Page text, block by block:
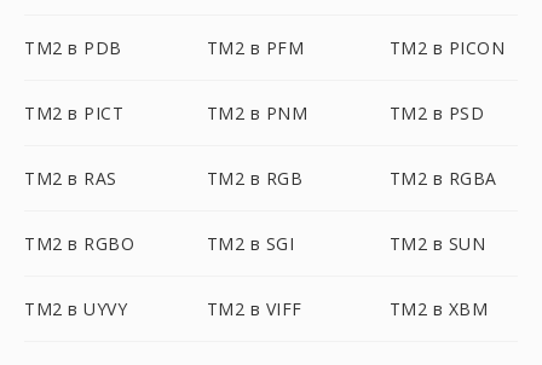
TM2 в PDB TM2 в PFM TM2 в PICON
TM2 в PICT TM2 в PNM TM2 в PSD
TM2 в RAS TM2 в RGB TM2 в RGBA
TM2 в RGBO TM2 в SGI TM2 в SUN
TM2 в UYVY TM2 в VIFF TM2 в XBM